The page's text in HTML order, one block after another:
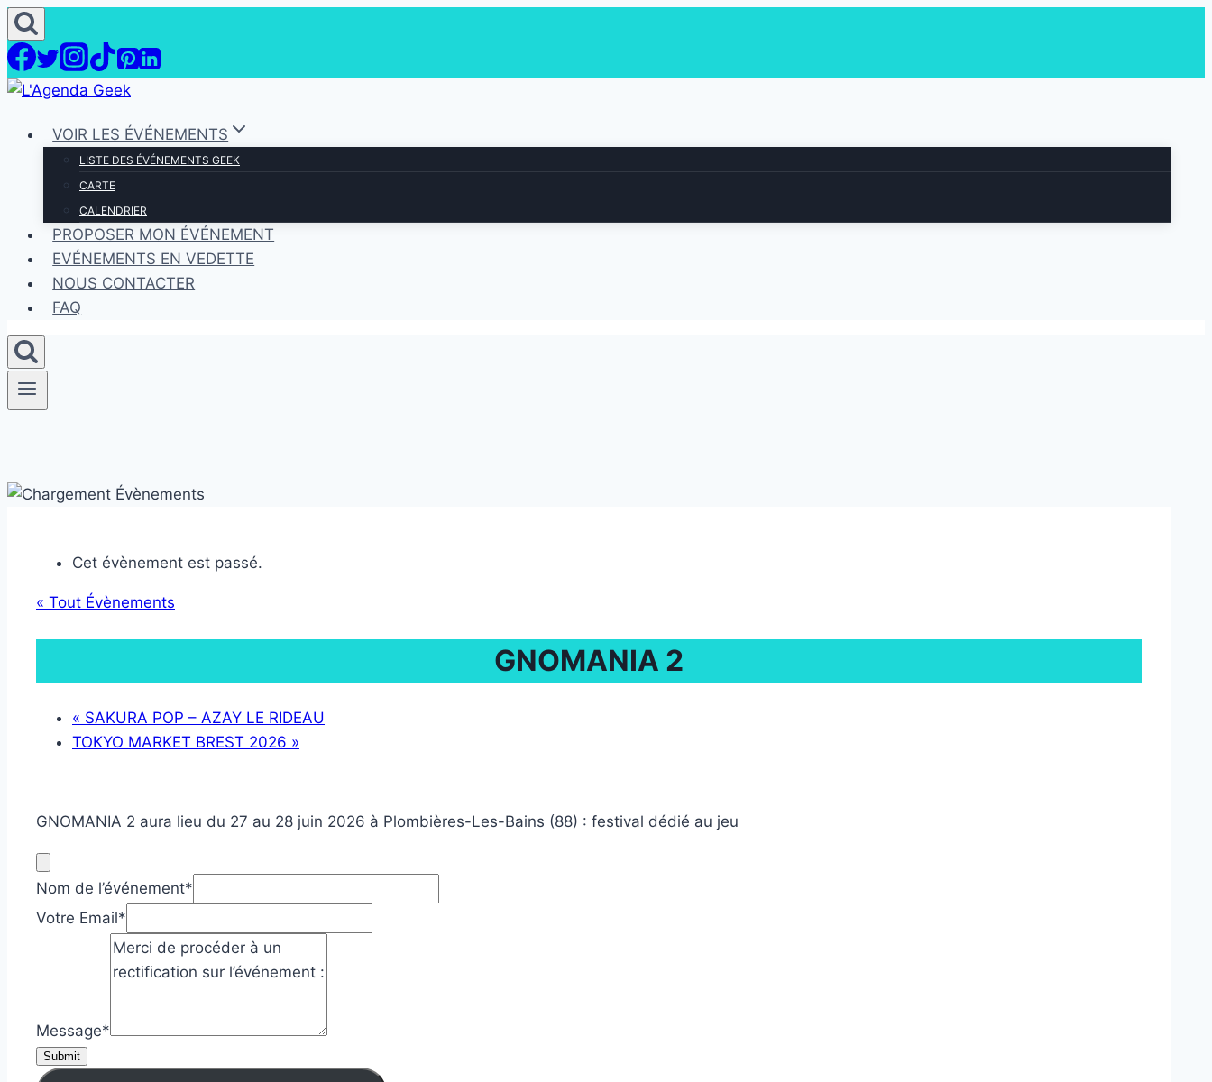
Aller
au
contenu
VOIR LES ÉVÉNEMENTS
LISTE DES ÉVÉNEMENTS GEEK
CARTE
CALENDRIER
PROPOSER MON ÉVÉNEMENT
EVÉNEMENTS EN VEDETTE
NOUS CONTACTER
FAQ
Cet évènement est passé.
« Tout Évènements
GNOMANIA 2
« SAKURA POP – AZAY LE RIDEAU
TOKYO MARKET BREST 2026 »
GNOMANIA 2 aura lieu du 27 au 28 juin 2026 à Plombières-Les-Bains (88) : festival dédié au jeu
Nom de l’événement*
Votre Email*
Message*
Submit